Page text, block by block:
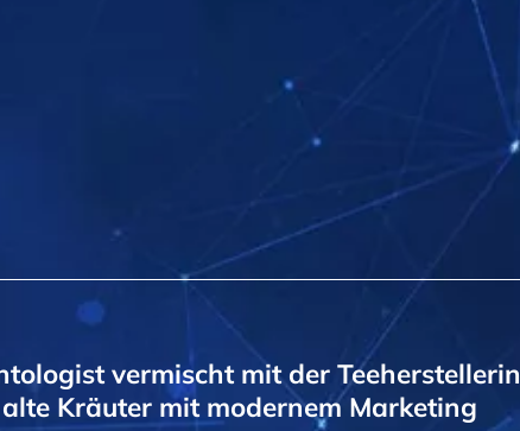
vermischt mit der Teeherstellerin
Kräuter mit modernem Marketing